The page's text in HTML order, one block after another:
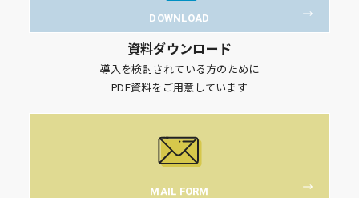
DOWNLOAD
資料ダウンロード
導入を検討されている方のために
PDF資料をご用意しています
MAIL FORM